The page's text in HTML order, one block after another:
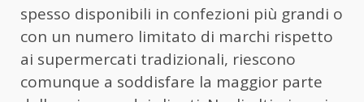
spesso disponibili in confezioni più grandi o
con un numero limitato di marchi rispetto
ai supermercati tradizionali, riescono
comunque a soddisfare la maggior parte